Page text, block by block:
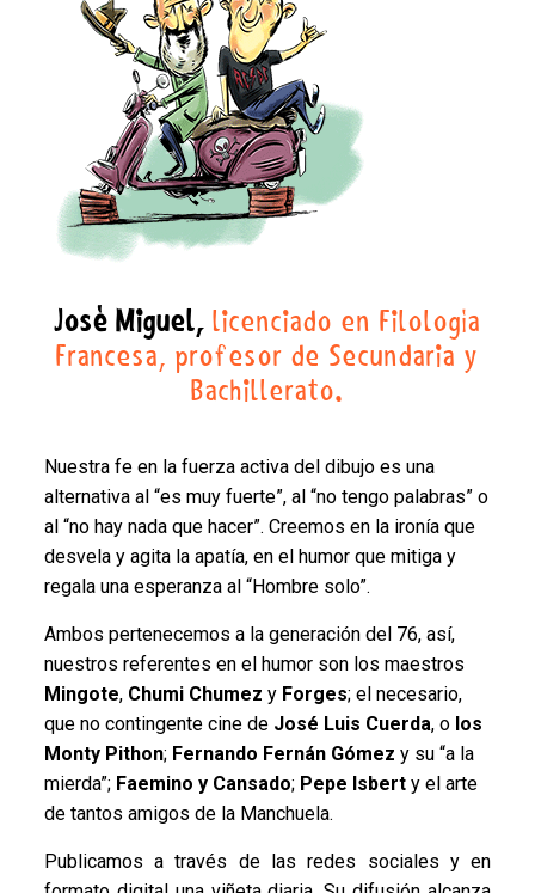
José Miguel, licenciado en Filología
Francesa, profesor de Secundaria y
Bachillerato.
Nuestra fe en la fuerza activa del dibujo es una
alternativa al “es muy fuerte”, al “no tengo palabras” o
al “no hay nada que hacer”. Creemos en la ironía que
desvela y agita la apatía, en el humor que mitiga y
regala una esperanza al “Hombre solo”.
Ambos pertenecemos a la generación del 76, así,
nuestros referentes en el humor son los maestros
Mingote, Chumi Chumez y Forges; el necesario,
que no contingente cine de José Luis Cuerda, o los
Monty Pithon; Fernando Fernán Gómez y su “a la
mierda”; Faemino y Cansado; Pepe Isbert y el arte
de tantos amigos de la Manchuela.
Publicamos a través de las redes sociales y en